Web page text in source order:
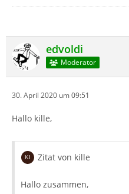
edvoldi
Moderator
30. April 2020 um 09:51
Hallo kille,
Zitat von kille
Hallo zusammen,